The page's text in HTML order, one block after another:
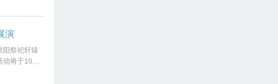
演
阳祭祀轩辕
将于10月